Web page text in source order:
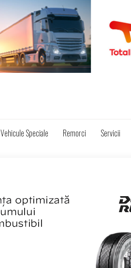
Vehicule Speciale Remorci Servicii